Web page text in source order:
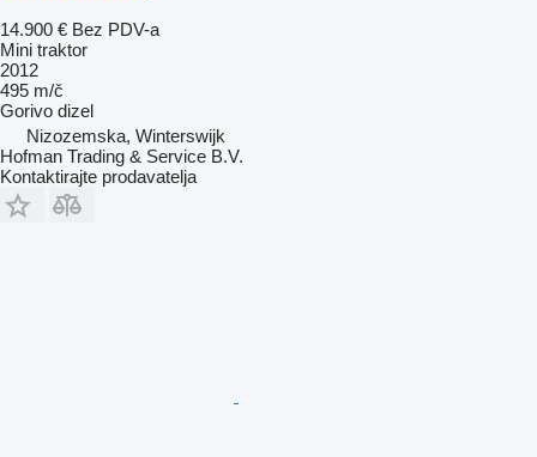
14.900 € Bez PDV-a
Mini traktor
2012
495 m/č
Gorivo dizel
Nizozemska, Winterswijk
Hofman Trading & Service B.V.
Kontaktirajte prodavatelja